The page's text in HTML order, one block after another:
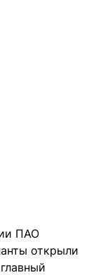
ПАО
открыли